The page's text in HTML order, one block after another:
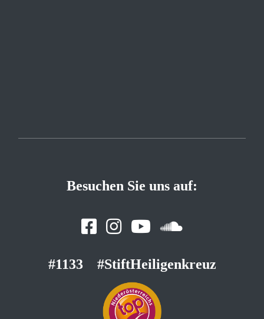
Besuchen Sie uns auf:
#1133 #StiftHeiligenkreuz